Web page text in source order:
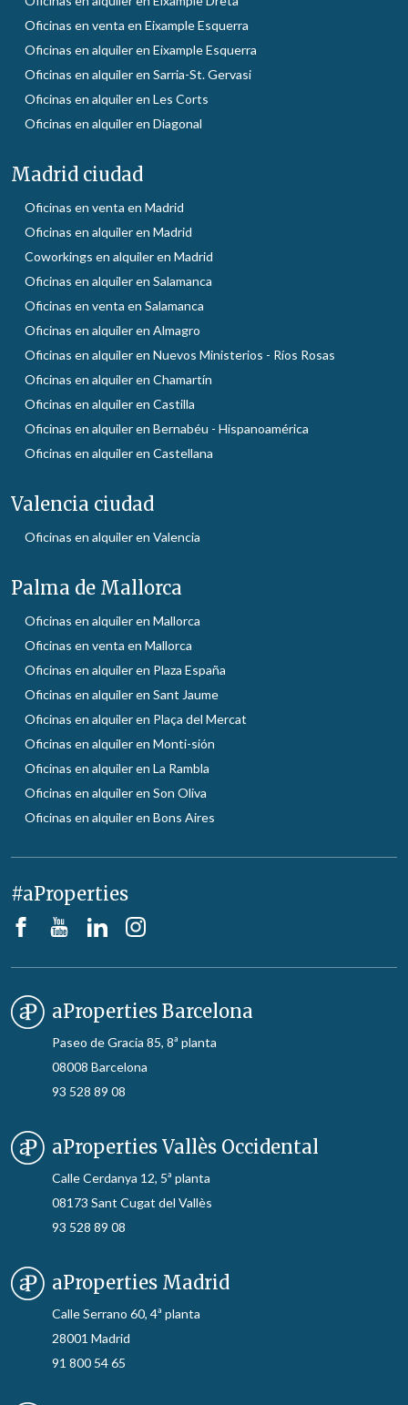
Oficinas en venta en Eixample Esquerra
Oficinas en alquiler en Eixample Esquerra
Oficinas en alquiler en Sarria-St. Gervasi
Oficinas en alquiler en Les Corts
Oficinas en alquiler en Diagonal
Madrid ciudad
Oficinas en venta en Madrid
Oficinas en alquiler en Madrid
Coworkings en alquiler en Madrid
Oficinas en alquiler en Salamanca
Oficinas en venta en Salamanca
Oficinas en alquiler en Almagro
Oficinas en alquiler en Nuevos Ministerios - Ríos Rosas
Oficinas en alquiler en Chamartín
Oficinas en alquiler en Castilla
Oficinas en alquiler en Bernabéu - Hispanoamérica
Oficinas en alquiler en Castellana
Valencia ciudad
Oficinas en alquiler en Valencia
Palma de Mallorca
Oficinas en alquiler en Mallorca
Oficinas en venta en Mallorca
Oficinas en alquiler en Plaza España
Oficinas en alquiler en Sant Jaume
Oficinas en alquiler en Plaça del Mercat
Oficinas en alquiler en Monti-sión
Oficinas en alquiler en La Rambla
Oficinas en alquiler en Son Oliva
Oficinas en alquiler en Bons Aires
#aProperties
aProperties Barcelona
Paseo de Gracia 85, 8ª planta
08008 Barcelona
93 528 89 08
aProperties Vallès Occidental
Calle Cerdanya 12, 5ª planta
08173 Sant Cugat del Vallès
93 528 89 08
aProperties Madrid
Calle Serrano 60, 4ª planta
28001 Madrid
91 800 54 65